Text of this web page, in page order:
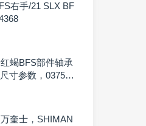
右手/21 SLX BF
蝎BFS部件轴承
寸参数，0375
，03758
奎士，SHIMAN